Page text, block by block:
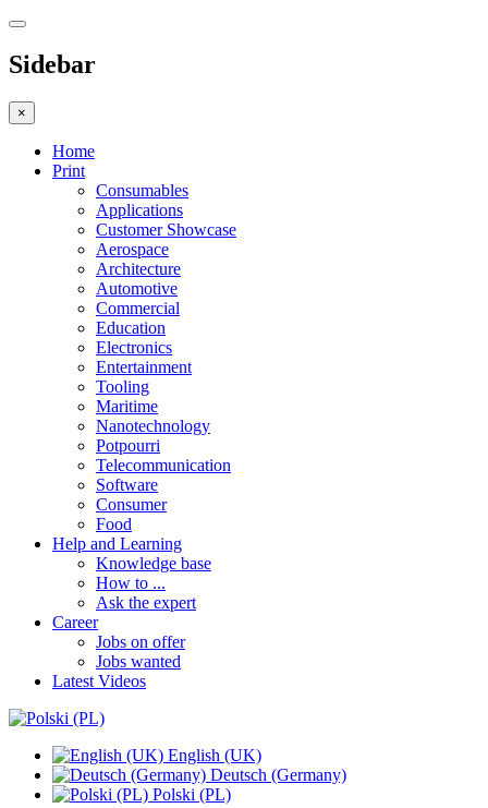
Sidebar
×
Home
Print
Consumables
Applications
Customer Showcase
Aerospace
Architecture
Automotive
Commercial
Education
Electronics
Entertainment
Tooling
Maritime
Nanotechnology
Potpourri
Telecommunication
Software
Consumer
Food
Help and Learning
Knowledge base
How to ...
Ask the expert
Career
Jobs on offer
Jobs wanted
Latest Videos
English (UK)
Deutsch (Germany)
Polski (PL)